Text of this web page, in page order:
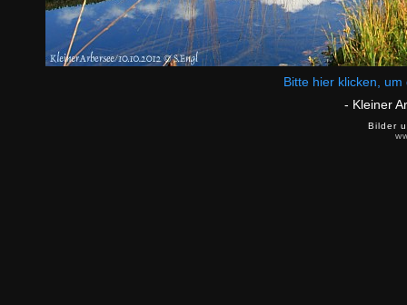
Bitte hier klicken,
- Kleiner
Bilder